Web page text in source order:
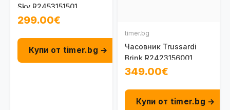
Sky R2453151501
299.00€
Купи от timer.bg →
timer.bg
Часовник Trussardi
Brink R2423156001
349.00€
Купи от timer.bg →